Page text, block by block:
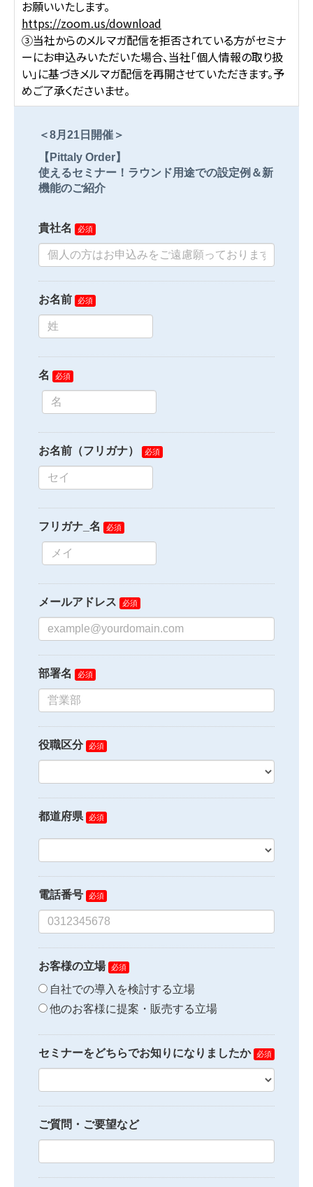
お願いいたします。
https://zoom.us/download
③当社からのメルマガ配信を拒否されている方がセミナ
ーにお申込みいただいた場合、当社「個人情報の取り扱
い」に基づきメルマガ配信を再開させていただきます。予
めご了承くださいませ。